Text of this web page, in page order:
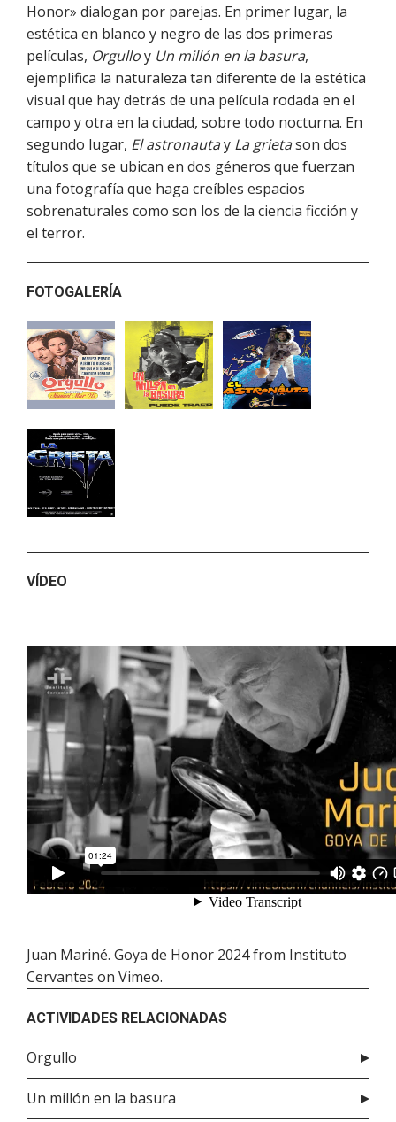
Honor» dialogan por parejas. En primer lugar, la
estética en blanco y negro de las dos primeras
películas, Orgulloy Un millón en la basura,
ejemplifica la naturaleza tan diferente de la estética
visual que hay detrás de una película rodada en el
campo y otra en la ciudad, sobre todo nocturna. En
segundo lugar, El astronautay La grietason dos
títulos que se ubican en dos géneros que fuerzan
una fotografía que haga creíbles espacios
sobrenaturales como son los de la ciencia ficción y
el terror.
FOTOGALERÍA
VÍDEO
Juan Mariné. Goya de Honor 2024from Instituto
Cervantes on Vimeo.
ACTIVIDADES RELACIONADAS
Orgullo
Un millón en la basura